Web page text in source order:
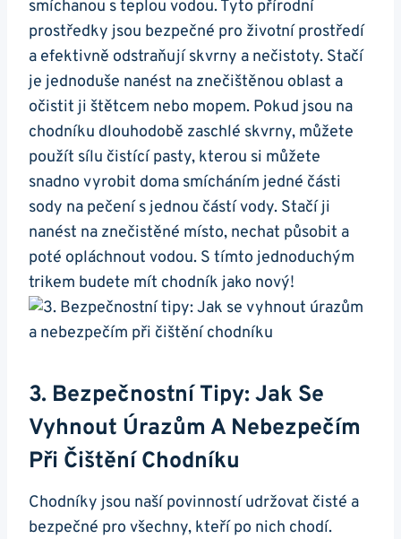
smíchanou s teplou vodou. Tyto přírodní
prostředky jsou bezpečné pro životní prostředí
a efektivně odstraňují skvrny a nečistoty. Stačí
je jednoduše nanést‍ na znečištěnou oblast a
očistit ji štětcem nebo mopem. ‌Pokud jsou na
chodníku dlouhodobě zaschlé skvrny, můžete
použít sílu čistící pasty, kterou si můžete
snadno vyrobit doma smícháním ​jedné části
sody na pečení s jednou částí ‌vody. Stačí ji
nanést na znečistěné místo, nechat⁣ působit a
poté opláchnout vodou. S tímto jednoduchým
trikem budete mít⁢ chodník jako nový!
3. ​Bezpečnostní Tipy: Jak Se
Vyhnout Úrazům A Nebezpečím
Při Čištění Chodníku
Chodníky jsou naší povinností udržovat čisté​ a
bezpečné pro všechny, kteří​ po nich chodí.